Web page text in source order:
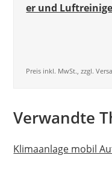
er und
Preis inkl. MwSt., zzgl.
Verwandte
Klimaanlage mobil